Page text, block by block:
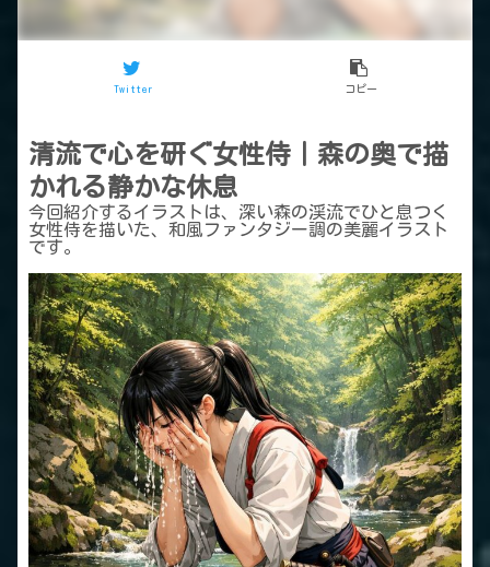
Twitter コピー
清流で心を研ぐ女性侍｜森の奥で描
かれる静かな休息
今回紹介するイラストは、深い森の渓流でひと息つく
女性侍を描いた、和風ファンタジー調の美麗イラスト
です。